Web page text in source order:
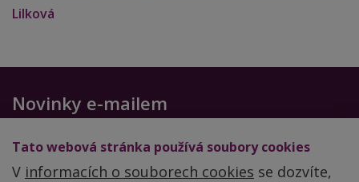
Lilková
Novinky e-mailem
Chcete-li dostávat další zdravé recepty a cenné rady,
Tato webová stránka používá soubory cookies
V informacích o souborech cookies se dozvíte,